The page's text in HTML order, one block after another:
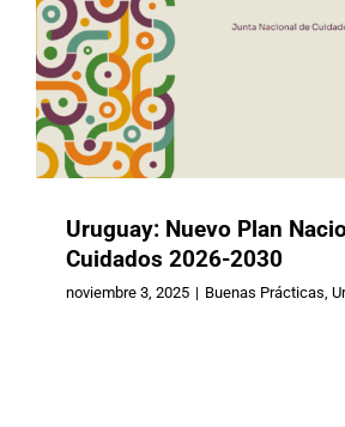
Uruguay: Nuevo Plan
Cuidados 2026-2030
noviembre 3, 2025 | Buenas Prácticas,
España: El IMSERSO